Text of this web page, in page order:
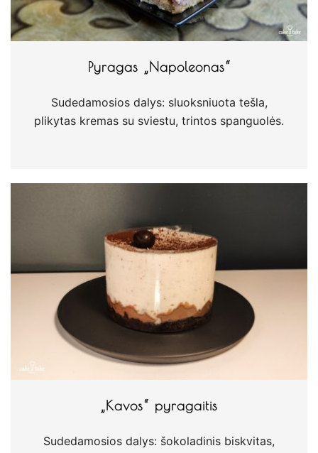
Pyragas „Napoleonas“
Sudedamosios dalys: sluoksniuota tešla,
plikytas kremas su sviestu, trintos spanguolės.
„Kavos“ pyragaitis
Sudedamosios dalys: šokoladinis biskvitas,